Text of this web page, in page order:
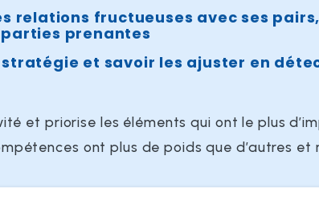
relations fructueuses avec ses
prenantes
stratégie et savoir les ajuster en
et priorise les éléments qui ont le plus
ont plus de poids que d’autres et